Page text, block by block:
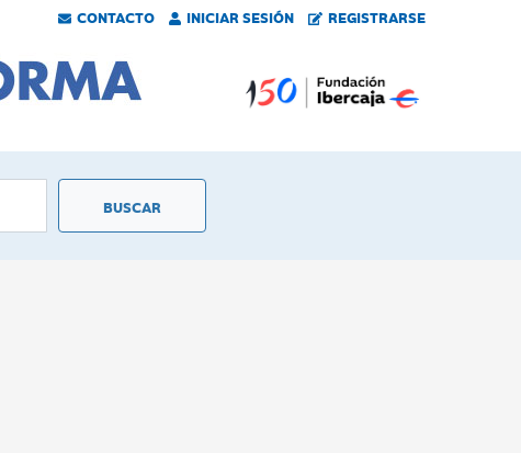
CONTACTO INICIAR SESIÓN REGISTRARSE